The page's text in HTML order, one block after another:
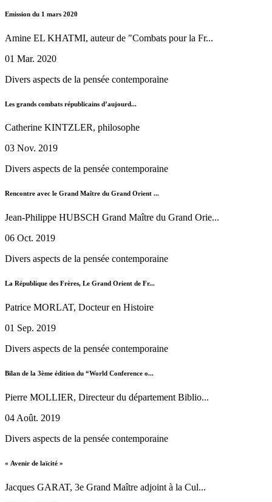
Emission du 1 mars 2020
Amine EL KHATMI, auteur de "Combats pour la Fr...
01 Mar. 2020
Divers aspects de la pensée contemporaine
Les grands combats républicains d’aujourd...
Catherine KINTZLER, philosophe
03 Nov. 2019
Divers aspects de la pensée contemporaine
Rencontre avec le Grand Maître du Grand Orient ...
Jean-Philippe HUBSCH Grand Maître du Grand Orie...
06 Oct. 2019
Divers aspects de la pensée contemporaine
La République des Frères, Le Grand Orient de Fr...
Patrice MORLAT, Docteur en Histoire
01 Sep. 2019
Divers aspects de la pensée contemporaine
Bilan de la 3ème édition du “World Conference o...
Pierre MOLLIER, Directeur du département Biblio...
04 Août. 2019
Divers aspects de la pensée contemporaine
« Avenir de laïcité »
Jacques GARAT, 3e Grand Maître adjoint à la Cul...